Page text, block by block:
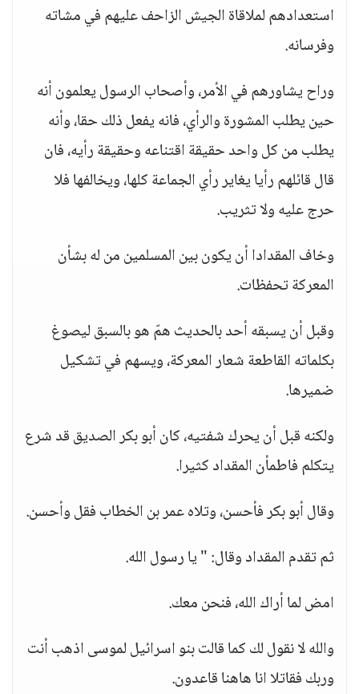
استعدادهم لملاقاة الجيش الزاحف عليهم في مشاته
وفرسانه.
وراح يشاورهم في الأمر، وأصحاب الرسول يعلمون أنه
حين يطلب المشورة والرأي، فانه يفعل ذلك حقا، وأنه
يطلب من كل واحد حقيقة اقتناعه وحقيقة رأيه، فان
قال قائلهم رأيا يغاير رأي الجماعة كلها، ويخالفها فلا
حرج عليه ولا تثريب.
وخاف المقدادا أن يكون بين المسلمين من له بشأن
المعركة تحفظات.
وقبل أن يسبقه أحد بالحديث همّ هو بالسبق ليصوغ
بكلماته القاطعة شعار المعركة، ويسهم في تشكيل
ضميرها.
ولكنه قبل أن يحرك شفتيه، كان أبو بكر الصديق قد شرع
يتكلم فاطمأن المقداد كثيرا.
وقال أبو بكر فأحسن، وتلاه عمر بن الخطاب فقل وأحسن.
ثم تقدم المقداد وقال: " يا رسول الله.
امض لما أراك الله، فنحن معك.
والله لا نقول لك كما قالت بنو اسرائيل لموسى اذهب أنت
وربك فقاتلا انا هاهنا قاعدون.